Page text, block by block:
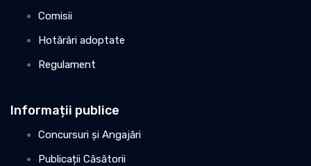
Comisii
Hotărâri adoptate
Regulament
Informații publice
Concursuri și Angajări
Publicații Căsătorii